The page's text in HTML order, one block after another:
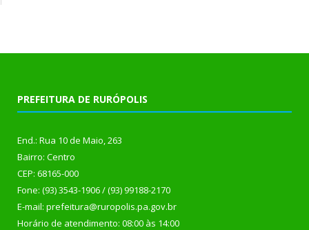
PREFEITURA DE RURÓPOLIS
End.: Rua 10 de Maio, 263
Bairro: Centro
CEP: 68165-000
Fone: (93) 3543-1906 / (93) 99188-2170
E-mail: prefeitura@ruropolis.pa.gov.br
Horário de atendimento: 08:00 às 14:00